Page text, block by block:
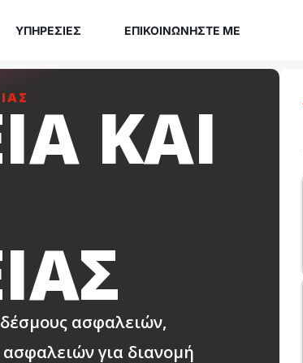
ΥΠΗΡΕΣΊΕΣ ΕΠΙΚΟΙΝΩΝΉΣΤΕ ΜΕ
ΚΑΙ
ασφαλειών,
για διανομή